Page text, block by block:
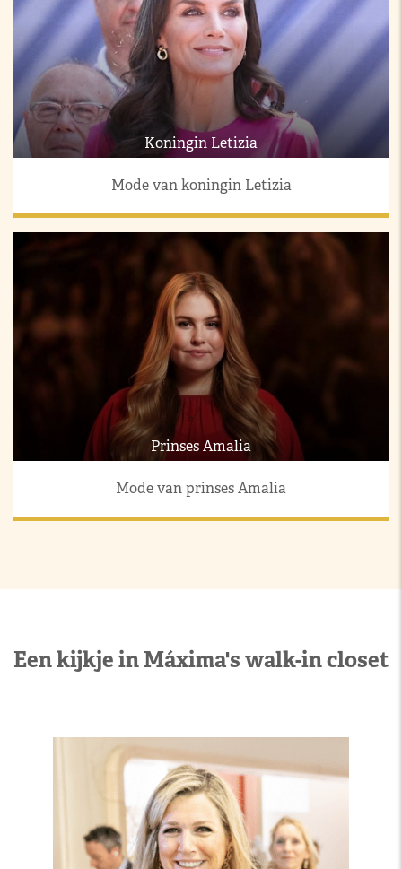
Koningin Letizia
Mode van koningin Letizia
Prinses Amalia
Mode van prinses Amalia
Een kijkje in Máxima's walk-in closet